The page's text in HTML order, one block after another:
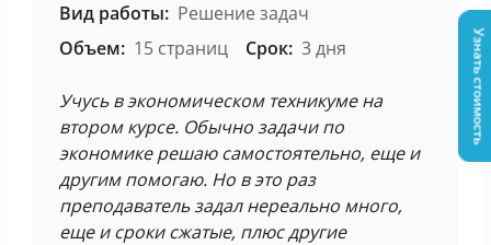
Вид работы: Решение задач
Объем: 15 страниц Срок: 3 дня
Учусь в экономическом техникуме на
втором курсе. Обычно задачи по
экономике решаю самостоятельно, еще и
другим помогаю. Но в это раз
преподаватель задал нереально много,
еще и сроки сжатые, плюс другие
Узнать стоимость